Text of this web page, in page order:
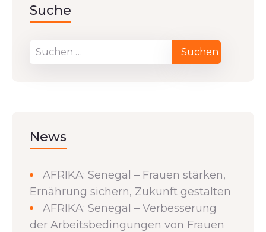
Suche
News
AFRIKA: Senegal – Frauen stärken,
Ernährung sichern, Zukunft gestalten
AFRIKA: Senegal – Verbesserung
der Arbeitsbedingungen von Frauen